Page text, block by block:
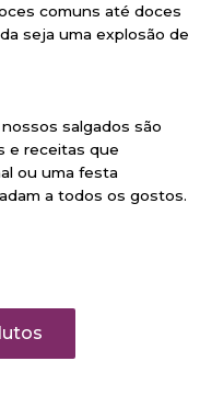
comuns até doces
seja uma explosão de
salgados são
e receitas que
ou uma festa
a todos os gostos.